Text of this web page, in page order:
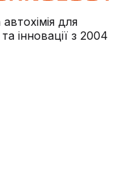
для
інновації з 2004